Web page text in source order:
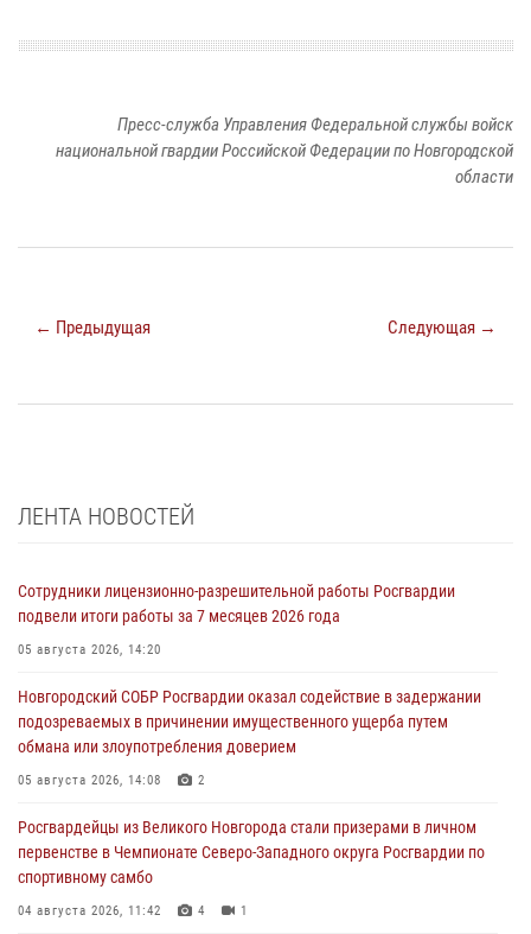
Пресс-служба Управления Федеральной службы войск
национальной гвардии Российской Федерации по Новгородской
области
← Предыдущая Следующая →
ЛЕНТА НОВОСТЕЙ
Сотрудники лицензионно-разрешительной работы Росгвардии
подвели итоги работы за 7 месяцев 2026 года
05 августа 2026, 14:20
Новгородский СОБР Росгвардии оказал содействие в задержании
подозреваемых в причинении имущественного ущерба путем
обмана или злоупотребления доверием
05 августа 2026, 14:08 2
Росгвардейцы из Великого Новгорода стали призерами в личном
первенстве в Чемпионате Северо-Западного округа Росгвардии по
спортивному самбо
04 августа 2026, 11:42 4 1